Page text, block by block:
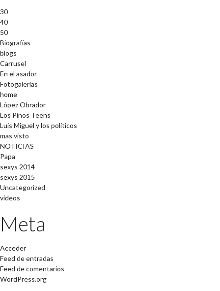
30
40
50
Biografías
blogs
Carrusel
En el asador
Fotogalerías
home
López Obrador
Los Pinos Teens
Luis Miguel y los políticos
mas visto
NOTICIAS
Papa
sexys 2014
sexys 2015
Uncategorized
videos
Meta
Acceder
Feed de entradas
Feed de comentarios
WordPress.org